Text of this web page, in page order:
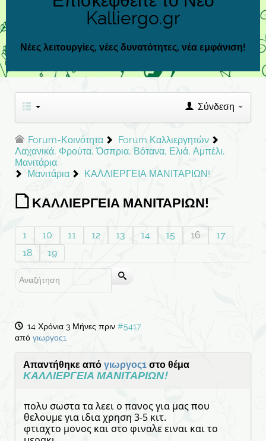
Kalliergo.gr
Νέες λειτουργίες, νέες δυνατότητες, νέα εμφάνιση!
Σύνδεση
Forum-Κοινότητα
Forum Καλλιεργητών
Λαχανικά, Φρούτα, Όσπρια, Βότανα, Ελιά, Αμπέλι,
Μανιτάρια
Μανιτάρια
ΚΑΛΛΙΕΡΓΕΙΑ ΜΑΝΙΤΑΡΙΩΝ!
ΚΑΛΛΙΕΡΓΕΙΑ ΜΑΝΙΤΑΡΙΩΝ!
1 10 11 12 13 14 15 16
17
18
19
14 Χρόνια 3 Μήνες πριν #5417
από γιωργος1
Απαντήθηκε από γιωργος1 στο θέμα
ΚΑΛΛΙΕΡΓΕΙΑ ΜΑΝΙΤΑΡΙΩΝ!
πολυ σωστα τα λεει ο πανος για μας που
θελουμε για ιδια χρηση 3-5 κιτ.
φτιαχτο μονος και στο φιναλε ειναι και το